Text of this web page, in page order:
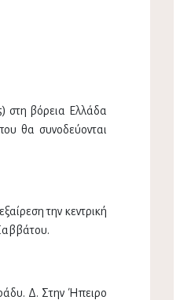
στη βόρεια Ελλάδα
θα συνοδεύονται
την κεντρική
Δ. Στην Ήπειρο